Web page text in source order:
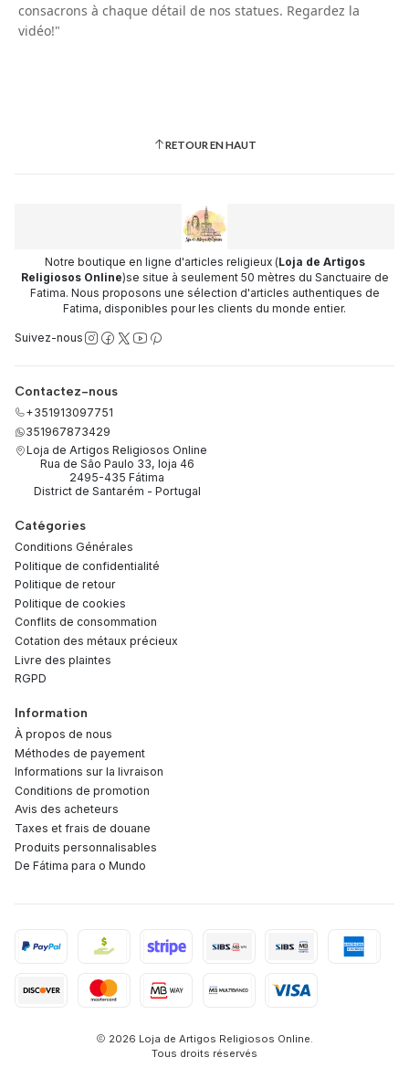
consacrons à chaque détail de nos statues. Regardez la
vidéo!"
RETOUR EN HAUT
Notre boutique en ligne d'articles religieux (Loja de Artigos
Religiosos Online)se situe à seulement 50 mètres du Sanctuaire de
Fatima. Nous proposons une sélection d'articles authentiques de
Fatima, disponibles pour les clients du monde entier.
Suivez-nous
Contactez-nous
+351913097751
351967873429
Loja de Artigos Religiosos Online
Rua de São Paulo 33, loja 46
2495-435 Fátima
District de Santarém - Portugal
Catégories
Conditions Générales
Politique de confidentialité
Politique de retour
Politique de cookies
Conflits de consommation
Cotation des métaux précieux
Livre des plaintes
RGPD
Information
À propos de nous
Méthodes de payement
Informations sur la livraison
Conditions de promotion
Avis des acheteurs
Taxes et frais de douane
Produits personnalisables
De Fátima para o Mundo
2026 Loja de Artigos Religiosos Online.
Tous droits réservés